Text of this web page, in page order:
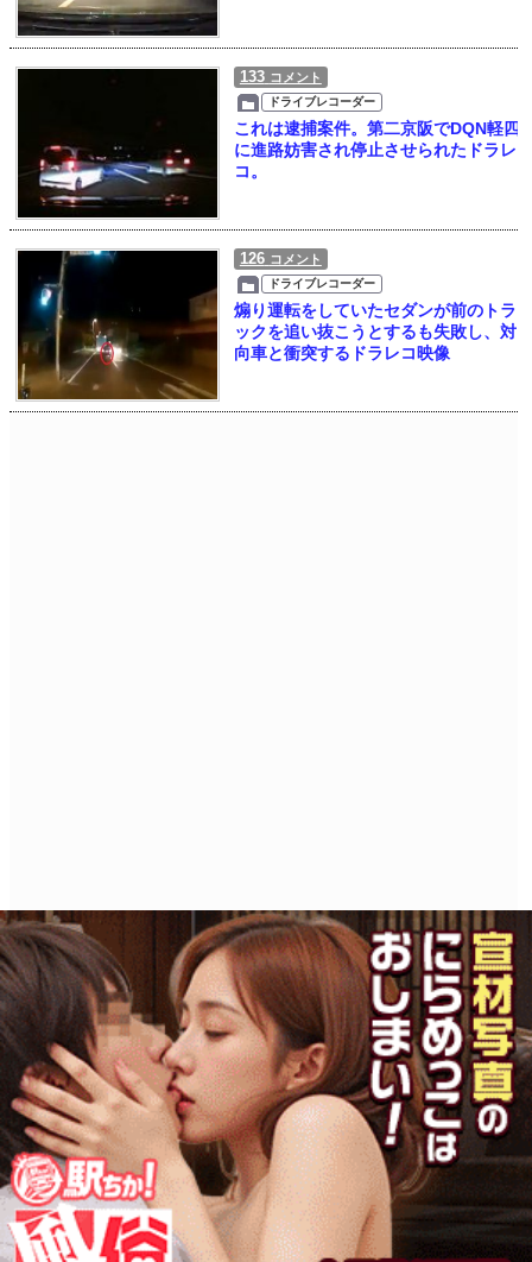
133 コメント
ドライブレコーダー
これは逮捕案件。第二京阪でDQN軽四
に進路妨害され停止させられたドラレ
コ。
126 コメント
ドライブレコーダー
煽り運転をしていたセダンが前のトラ
ックを追い抜こうとするも失敗し、対
向車と衝突するドラレコ映像